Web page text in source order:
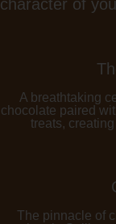
character of
A breathtaking
chocolate paired
treats,
The pinnacle of